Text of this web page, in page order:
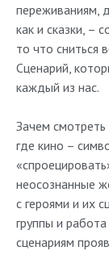
переживаниям,
как и сказки, –
то что сниться
Сценарий,
каждый из нас.
Зачем
где кино –
неосознанные
с героями и их
группы и
сценариям